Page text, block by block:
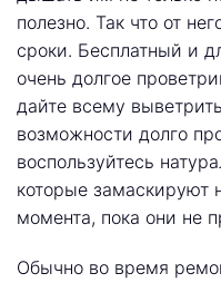
полезно. Так что от
сроки. Бесплатный и
очень долгое
дайте всему
возможности долго
воспользуйтесь
которые замаскируют
момента, пока они не
Обычно во время